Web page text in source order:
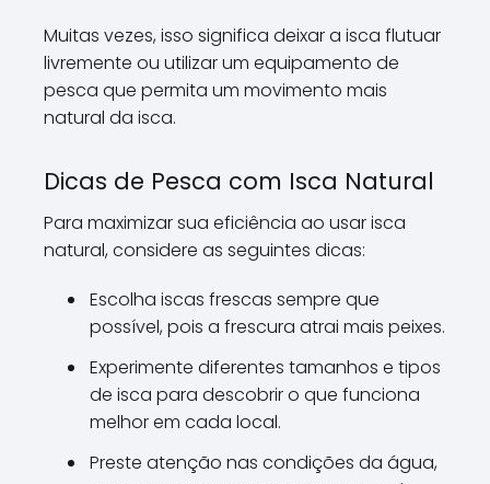
Muitas vezes, isso significa deixar a isca flutuar
livremente ou utilizar um equipamento de
pesca que permita um movimento mais
natural da isca.
Dicas de Pesca com Isca Natural
Para maximizar sua eficiência ao usar isca
natural, considere as seguintes dicas:
Escolha iscas frescas sempre que
possível, pois a frescura atrai mais peixes.
Experimente diferentes tamanhos e tipos
de isca para descobrir o que funciona
melhor em cada local.
Preste atenção nas condições da água,